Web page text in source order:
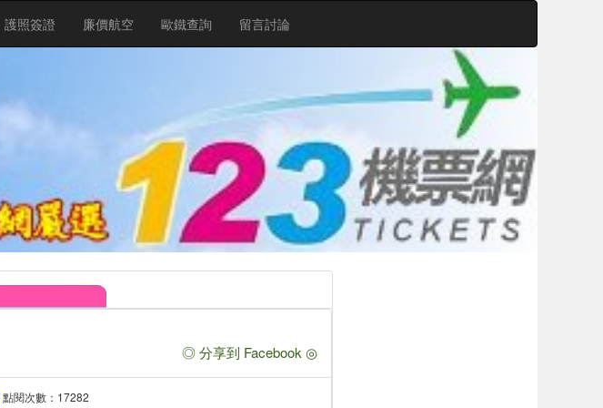
護照簽證 廉價航空 歐鐵查詢 留言討論
◎ 分享到 Facebook ◎
點閱次數：17282